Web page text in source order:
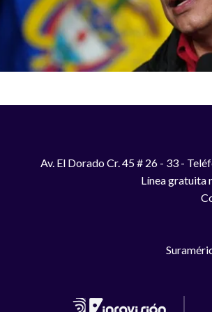
Av. El Dorado Cr. 45 # 26 - 33 -
Línea gratuita